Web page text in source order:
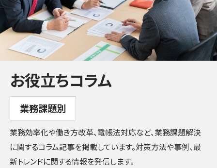
お役立ちコラム
業務課題別
業務効率化や働き方改革、電帳法対応など、業務課題解決
に関するコラム記事を掲載しています。対策方法や事例、最
新トレンドに関する情報を発信します。